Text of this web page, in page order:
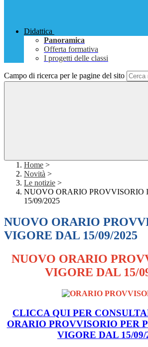
Didattica
Panoramica
Offerta formativa
I progetti delle classi
Campo di ricerca per le pagine del sito
Home >
Novità >
Le notizie >
NUOVO ORARIO PROVVISORIO
15/09/2025
NUOVO ORARIO
VIGORE DAL 15/09/2025
NUOVO ORARIO
VIGORE DAL 15/
CLICCA QUI PER
ORARIO PROVVISORIO PER
VIGORE DAL 15/09/